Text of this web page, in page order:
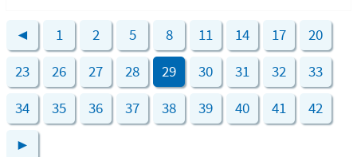
◄ 1 2 5 8 11 14 17 20
23 26 27 28 29 30 31 32 33
34 35 36 37 38 39 40 41 42
►